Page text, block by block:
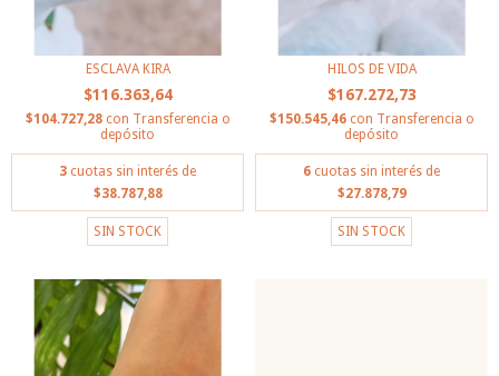
ESCLAVA KIRA
$116.363,64
$104.727,28 con Transferencia o
depósito
3 cuotas sin interés de
$38.787,88
SIN STOCK
HILOS DE VIDA
$167.272,73
$150.545,46 con Transferencia o
depósito
6 cuotas sin interés de
$27.878,79
SIN STOCK